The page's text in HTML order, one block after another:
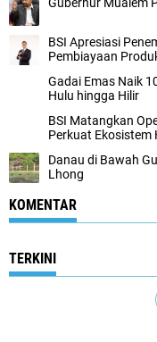
BSI Apresiasi
Pembiayaan
Gadai Emas Naik
Hulu hingga Hilir
BSI Matangkan
Perkuat Ekosistem
Danau di Bawah
Lhong
KOMENTAR
TERKINI